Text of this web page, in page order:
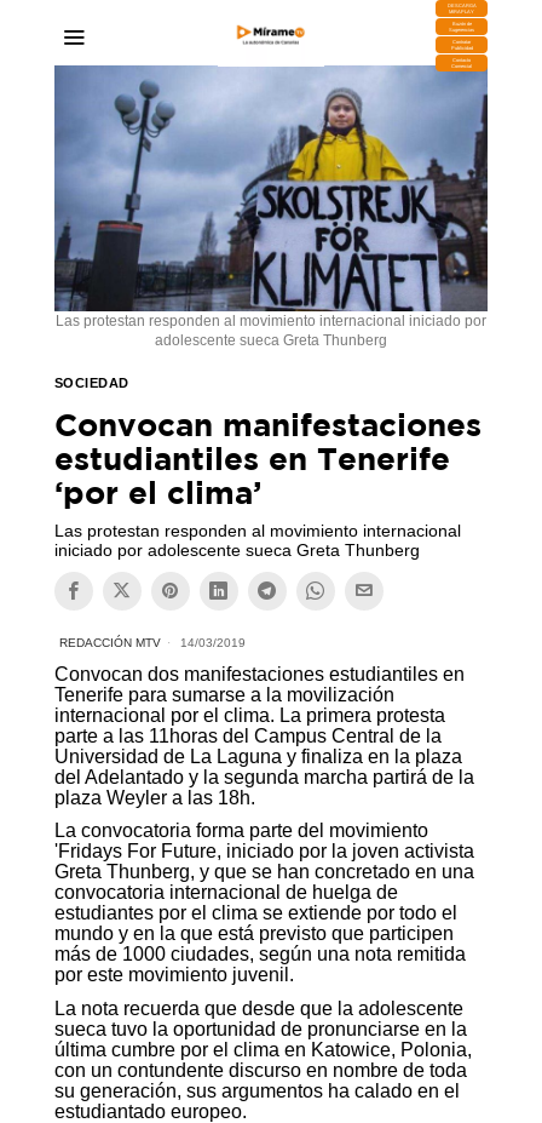
DESCARGA
MIRAPLAY
Buzón de
Sugerencias
Contratar
Publicidad
Contacto
Comercial
Las protestan responden al movimiento internacional iniciado por
adolescente sueca Greta Thunberg
SOCIEDAD
Convocan manifestaciones
estudiantiles en Tenerife
‘por el clima’
Las protestan responden al movimiento internacional
iniciado por adolescente sueca Greta Thunberg
REDACCIÓN MTV 14/03/2019
Convocan dos manifestaciones estudiantiles en
Tenerife para sumarse a la movilización
internacional por el clima. La primera protesta
parte a las 11horas del Campus Central de la
Universidad de La Laguna y finaliza en la plaza
del Adelantado y la segunda marcha partirá de la
plaza Weyler a las 18h.
La convocatoria forma parte del movimiento
'Fridays For Future, iniciado por la joven activista
Greta Thunberg, y que se han concretado en una
convocatoria internacional de huelga de
estudiantes por el clima se extiende por todo el
mundo y en la que está previsto que participen
más de 1000 ciudades, según una nota remitida
por este movimiento juvenil.
La nota recuerda que desde que la adolescente
sueca tuvo la oportunidad de pronunciarse en la
última cumbre por el clima en Katowice, Polonia,
con un contundente discurso en nombre de toda
su generación, sus argumentos ha calado en el
estudiantado europeo.